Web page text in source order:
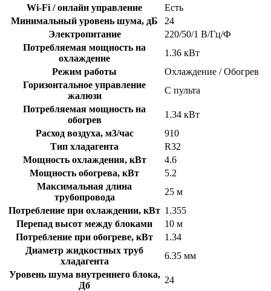
Wi-Fi / онлайн управление
Есть
Минимальный уровень шума, дБ
24
Электропитание
220/50/1 В/Гц/Ф
Потребляемая мощность на
охлаждение
1.36 кВт
Режим работы
Охлаждение / Обогрев
Горизонтальное управление
жалюзи
С пульта
Потребляемая мощность на
обогрев
1.34 кВт
Расход воздуха, м3/час
910
Тип хладагента
R32
Мощность охлаждения, кВт
4.6
Мощность обогрева, кВт
5.2
Максимальная длина
трубопровода
25 м
Потребление при охлаждении, кВт 1.355
Перепад высот между блоками
10 м
Потребление при обогреве, кВт
1.34
Диаметр жидкостных труб
хладагента
6.35 мм
Уровень шума внутреннего блока,
Дб
24